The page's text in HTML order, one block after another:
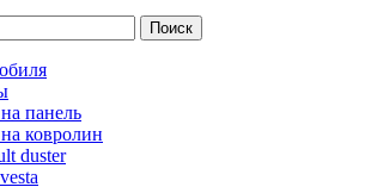
Поиск
панель
ковролин
duster